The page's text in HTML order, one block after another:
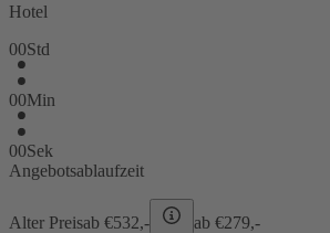
Hotel
00Std
00Min
00Sek
Angebotsablaufzeit
Alter Preisab €532,- ab €279,-